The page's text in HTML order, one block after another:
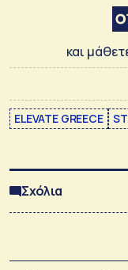
και
ELEVATE GREECE
Σχόλια